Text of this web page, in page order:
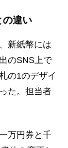
の違い
新紙幣には
のSNS上で
の1のデザイ
た。担当者
万円券と千